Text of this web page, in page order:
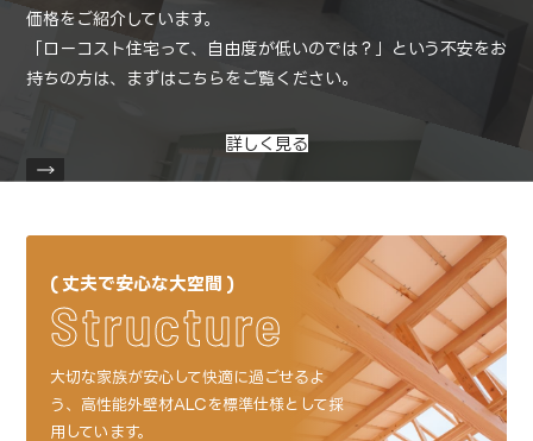
価格をご紹介しています。
「ローコスト住宅って、自由度が低いのでは？」という不安をお
持ちの方は、
まずはこちらをご覧ください。
詳しく見る
丈夫で安心な大空間
Structure
大切な家族が安心して快適に過ごせるよ
う、高性能外壁材ALCを標準仕様として採
用しています。